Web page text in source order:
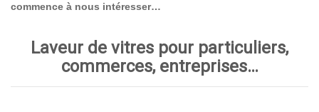
commence à nous intéresser…
Laveur de vitres pour particuliers,
commerces, entreprises…